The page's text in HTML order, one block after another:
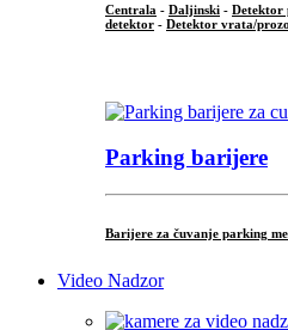
Centrala - Daljinski - Detektor
detektor - Detektor vrata/
Parking barijere
Barijere za čuvanje parking
Video Nadzor